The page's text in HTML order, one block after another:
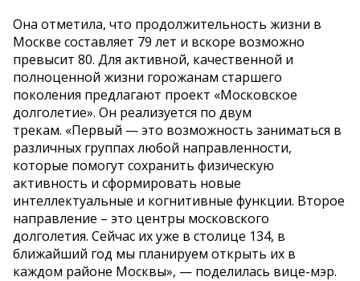
Она отметила, что продолжительность жизни в
Москве составляет 79 лет и вскоре возможно
превысит 80. Для активной, качественной и
полноценной жизни горожанам старшего
поколения предлагают проект «Московское
долголетие». Он реализуется по двум
трекам. «Первый — это возможность заниматься в
различных группах любой направленности,
которые помогут сохранить физическую
активность и сформировать новые
интеллектуальные и когнитивные функции. Второе
направление – это центры московского
долголетия. Сейчас их уже в столице 134, в
ближайший год мы планируем открыть их в
каждом районе Москвы», — поделилась вице-мэр.